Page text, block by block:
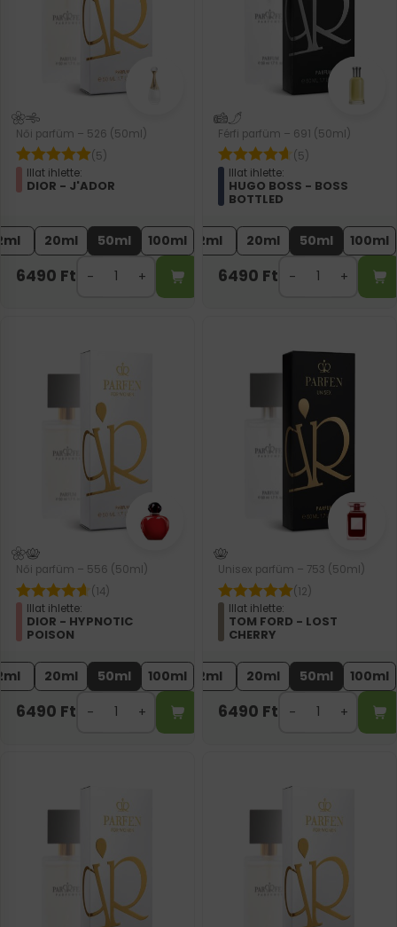
Női parfüm – 526 (50ml)
(5)
Illat ihlette:
DIOR - J'ADOR
20ml 50ml 100ml
6490 Ft
Férfi parfüm – 691 (50ml)
(5)
Illat ihlette:
HUGO BOSS - BOSS
BOTTLED
2ml 20ml 50ml 100ml
6490 Ft
Női parfüm – 556 (50ml)
(14)
Illat ihlette:
DIOR - HYPNOTIC
POISON
20ml 50ml 100ml
6490 Ft
Unisex parfüm – 753 (50ml)
(12)
Illat ihlette:
TOM FORD - LOST
CHERRY
2ml 20ml 50ml 100ml
6490 Ft